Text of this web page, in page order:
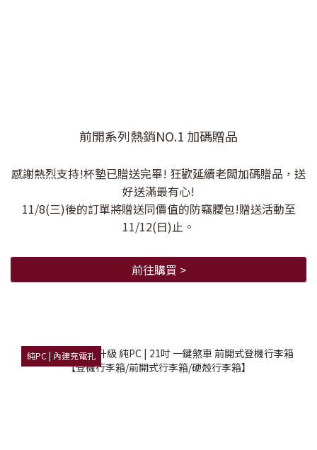
前開系列熱銷NO.1 加碼贈品
感謝熱烈支持!杯墊已贈送完畢! 狂歡延續老闆加碼贈品，送
好送滿最有心!
11/8(三)後的訂單將贈送同價值的防竊腰包!贈送活動至
11/12(日)止。
前往購買 >
純PC | 內建充電孔